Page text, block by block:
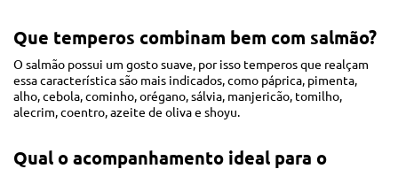
Que temperos combinam bem com salmão?
O salmão possui um gosto suave, por isso temperos que realçam
essa característica são mais indicados, como páprica, pimenta,
alho, cebola, cominho, orégano, sálvia, manjericão, tomilho,
alecrim, coentro, azeite de oliva e shoyu.
Qual o acompanhamento ideal para o